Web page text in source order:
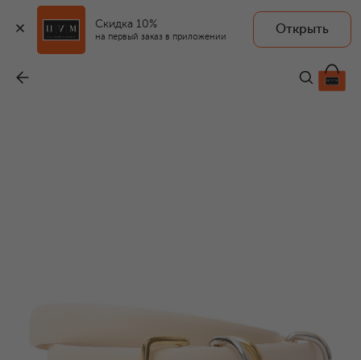
Скидка 10%
на первый заказ в приложении
Открыть
DEHANCHE
35 750 ₽